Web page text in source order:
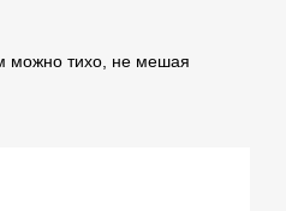
можно тихо, не мешая